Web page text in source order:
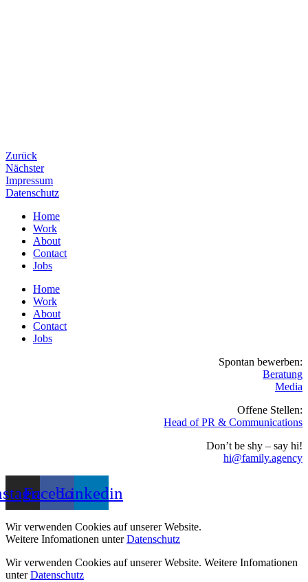
Zurück
Nächster
Impressum
Datenschutz
Home
Work
About
Contact
Jobs
Home
Work
About
Contact
Jobs
Spontan bewerben:
Beratung
Media
Offene Stellen:
Head of PR & Communications
Don’t be shy – say hi!
hi@family.agency
FacebookLinkedin
Wir verwenden Cookies auf unserer Website.
Weitere Infomationen unterDatenschutz
Wir verwenden Cookies auf unserer Website. Weitere Infomationen
unterDatenschutz